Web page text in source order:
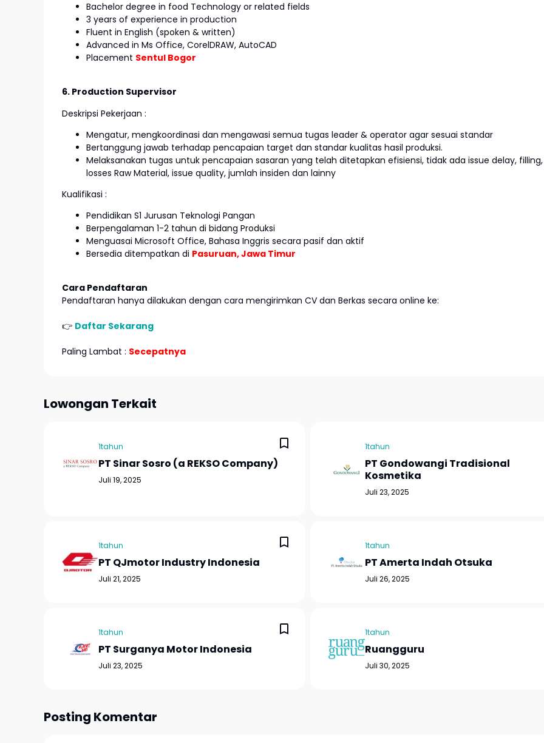
Bachelor degree in food Technology or related fields
3 years of experience in production
Fluent in English (spoken & written)
Advanced in Ms Office, CorelDRAW, AutoCAD
Placement Sentul Bogor
6. Production Supervisor
Deskripsi Pekerjaan :
Mengatur, mengkoordinasi dan mengawasi semua tugas leader & operator agar sesuai standar
Bertanggung jawab terhadap pencapaian target dan standar kualitas hasil produksi.
Melaksanakan tugas untuk pencapaian sasaran yang telah ditetapkan efisiensi, tidak ada issue delay, filling,
losses Raw Material, issue quality, jumlah insiden dan lainny
Kualifikasi :
Pendidikan S1 Jurusan Teknologi Pangan
Berpengalaman 1-2 tahun di bidang Produksi
Menguasai Microsoft Office, Bahasa Inggris secara pasif dan aktif
Bersedia ditempatkan di Pasuruan, Jawa Timur
Cara Pendaftaran
Pendaftaran hanya dilakukan dengan cara mengirimkan CV dan Berkas secara online ke:
👉 Daftar Sekarang
Paling Lambat : Secepatnya
Lowongan Terkait
1tahun
PT Sinar Sosro (a REKSO Company)
Juli 19, 2025
1tahun
PT Gondowangi Tradisional
Kosmetika
Juli 23, 2025
1tahun
PT QJmotor Industry Indonesia
Juli 21, 2025
1tahun
PT Amerta Indah Otsuka
Juli 26, 2025
1tahun
PT Surganya Motor Indonesia
Juli 23, 2025
1tahun
Ruangguru
Juli 30, 2025
Posting Komentar